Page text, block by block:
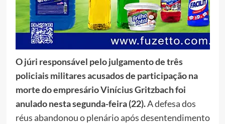
O júri responsável pelo julgamento de três
policiais militares acusados de participação na
morte do empresário Vinícius Gritzbach foi
anulado nesta segunda-feira (22).A defesa dos
réus abandonou o plenário após desentendimento